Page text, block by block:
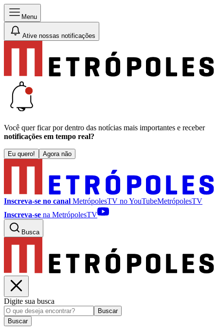
Menu
Ative nossas notificações
Você quer ficar por dentro das notícias mais importantes e receber
notificações em tempo real?
Eu quero! Agora não
Inscreva-se no canal MetrópolesTV noYouTubeMetrópolesTV
Inscreva-se na MetrópolesTV
Busca
Digite sua busca
Buscar
Buscar